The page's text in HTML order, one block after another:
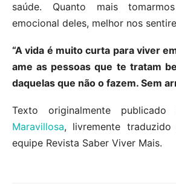
saúde. Quanto mais
emocional deles, melhor nos
“A vida é muito curta para viver
ame as pessoas que te tratam
daquelas que não o fazem. Sem
Texto originalmente
Maravillosa, livremente
equipe Revista Saber Viver Mais.